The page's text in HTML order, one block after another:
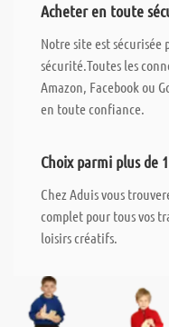
Acheter en toute
Notre site est sécurisée
sécurité.Toutes les
Amazon, Facebook ou
en toute confiance.
Choix parmi plus de
Chez Aduis vous
complet pour tous vos
loisirs créatifs.